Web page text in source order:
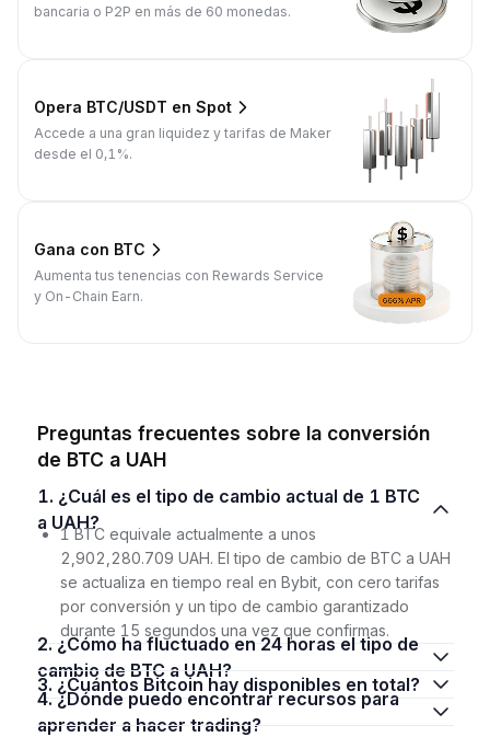
bancaria o P2P en más de 60 monedas.
Opera BTC/USDT en Spot
Accede a una gran liquidez y tarifas de Maker
desde el 0,1%.
Gana con BTC
Aumenta tus tenencias con Rewards Service
y On-Chain Earn.
Preguntas frecuentes sobre la conversión
de BTC a UAH
1. ¿Cuál es el tipo de cambio actual de 1 BTC
a UAH?
1 BTC equivale actualmente a unos
2,902,280.709 UAH. El tipo de cambio de BTC a UAH
se actualiza en tiempo real en Bybit, con cero tarifas
por conversión y un tipo de cambio garantizado
durante 15 segundos una vez que confirmas.
2. ¿Cómo ha fluctuado en 24 horas el tipo de
cambio de BTC a UAH?
3. ¿Cuántos Bitcoin hay disponibles en total?
4. ¿Dónde puedo encontrar recursos para
aprender a hacer trading?